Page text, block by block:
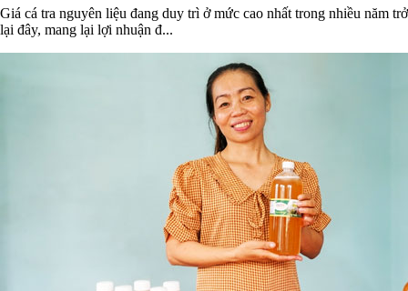
Giá cá tra nguyên liệu đang duy trì ở mức cao nhất trong nhiều năm trở
lại đây, mang lại lợi nhuận đ...